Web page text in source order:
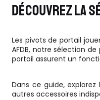
DÉCOUVREZ LA
Les pivots de portail
AFDB, notre sélection
portail assurent un
Dans ce guide,
autres accessoires